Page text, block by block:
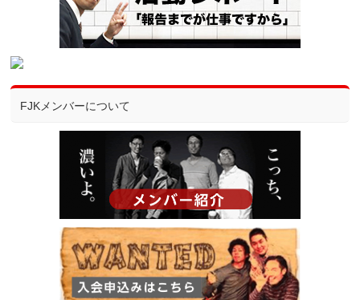
FJKメンバーについて